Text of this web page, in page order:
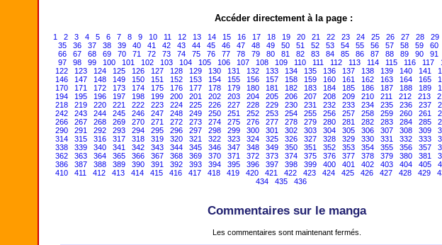
Accéder directement à la page :
1 2 3 4 5 6 7 8 9 10 11 12 13 14 15 16 17 18 19 20 21 22 23 24 25 26 27 28 29
35
36 37 38 39 40 41 42 43 44 45 46 47 48 49 50 51 52 53 54 55 56 57 58 59 60
66
67 68 69 70 71 72 73 74 75 76 77 78 79 80 81 82 83 84 85 86 87 88 89 90 91
97
98 99 100 101 102 103 104 105 106 107 108 109 110 111 112 113 114 115 116 117
122
123 124 125 126 127 128 129 130 131 132 133 134 135 136 137 138 139 140 141
146
147 148 149 150 151 152 153 154 155 156 157 158 159 160 161 162 163 164 165
170
171 172 173 174 175 176 177 178 179 180 181 182 183 184 185 186 187 188 189
194
195 196 197 198 199 200 201 202 203 204 205 206 207 208 209 210 211 212 213
218
219 220 221 222 223 224 225 226 227 228 229 230 231 232 233 234 235 236 237
242
243 244 245 246 247 248 249 250 251 252 253 254 255 256 257 258 259 260 261
266
267 268 269 270 271 272 273 274 275 276 277 278 279 280 281 282 283 284 285
290
291 292 293 294 295 296 297 298 299 300 301 302 303 304 305 306 307 308 309
314
315 316 317 318 319 320 321 322 323 324 325 326 327 328 329 330 331 332 333
338
339 340 341 342 343 344 345 346 347 348 349 350 351 352 353 354 355 356 357
362
363 364 365 366 367 368 369 370 371 372 373 374 375 376 377 378 379 380 381
386
387 388 389 390 391 392 393 394 395 396 397 398 399 400 401 402 403 404 405
410
411 412 413 414 415 416 417 418 419 420 421 422 423 424 425 426 427 428 429
434
435 436
Commentaires sur le manga
Les commentaires sont maintenant fermés.